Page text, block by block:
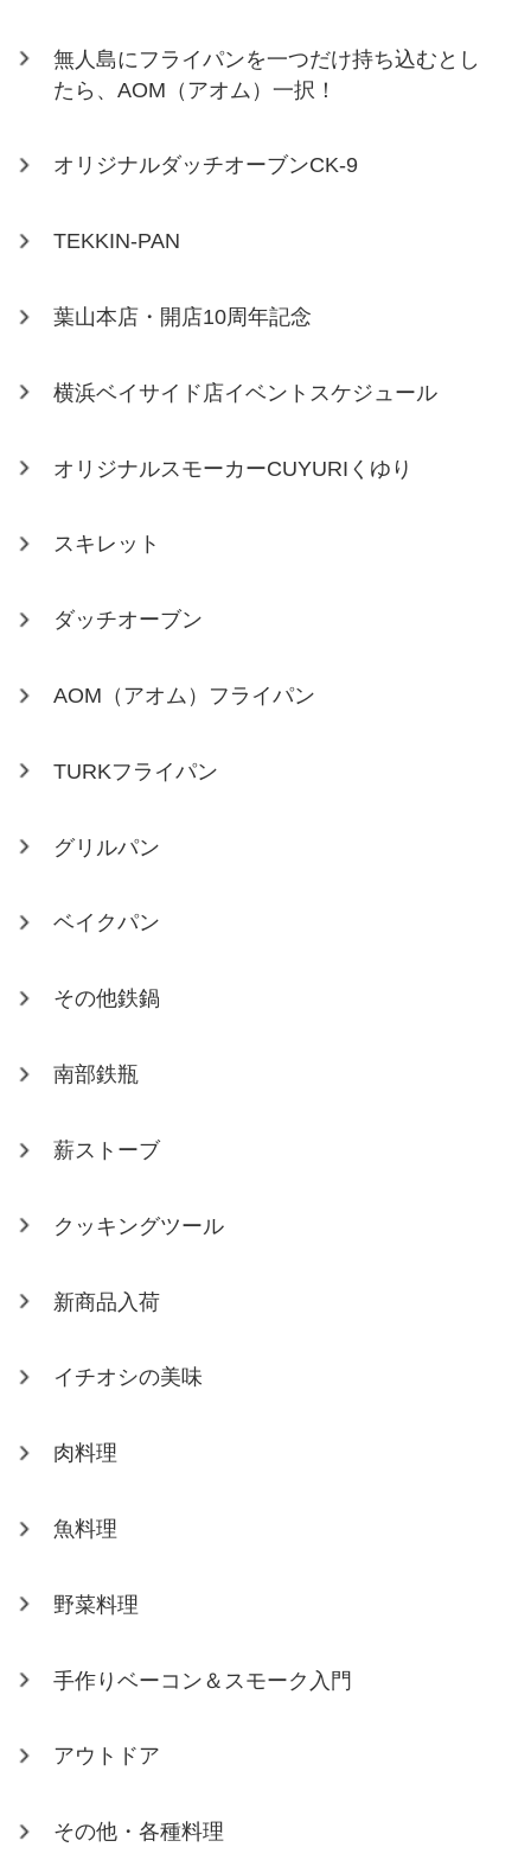
無人島にフライパンを一つだけ持ち込むとし
たら、AOM（アオム）一択！
オリジナルダッチオーブンCK-9
TEKKIN-PAN
葉山本店・開店10周年記念
横浜ベイサイド店イベントスケジュール
オリジナルスモーカーCUYURIくゆり
スキレット
ダッチオーブン
AOM（アオム）フライパン
TURKフライパン
グリルパン
ベイクパン
その他鉄鍋
南部鉄瓶
薪ストーブ
クッキングツール
新商品入荷
イチオシの美味
肉料理
魚料理
野菜料理
手作りベーコン＆スモーク入門
アウトドア
その他・各種料理